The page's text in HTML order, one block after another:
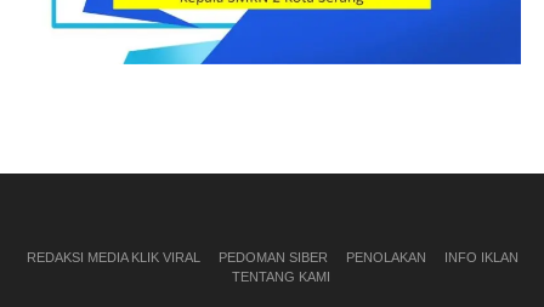
REDAKSI MEDIA KLIK VIRAL PEDOMAN SIBER PENOLAKAN
INFO IKLAN
TENTANG KAMI